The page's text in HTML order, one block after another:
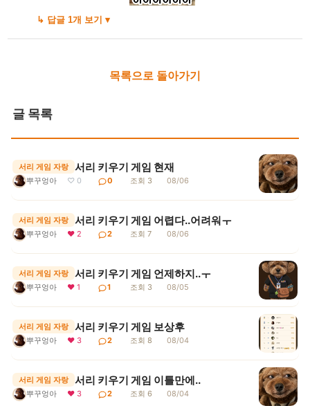
↳ 답글 1개 보기 ▾
목록으로 돌아가기
글 목록
서리 게임 자랑 서리 키우기 게임 현재
뿌꾸엉아 ♡ 0 0 조회 3 08/06
서리 게임 자랑 서리 키우기 게임 어렵다..어려워ㅜ
뿌꾸엉아 ❤ 2 2 조회 7 08/06
서리 게임 자랑 서리 키우기 게임 언제하지..ㅜ
뿌꾸엉아 ❤ 1 1 조회 3 08/05
서리 게임 자랑 서리 키우기 게임 보상후
뿌꾸엉아 ❤ 3 2 조회 8 08/04
서리 게임 자랑 서리 키우기 게임 이틀만에..
뿌꾸엉아 ❤ 3 2 조회 6 08/04